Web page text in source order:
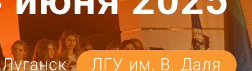
ЛГУ им. В. Даля